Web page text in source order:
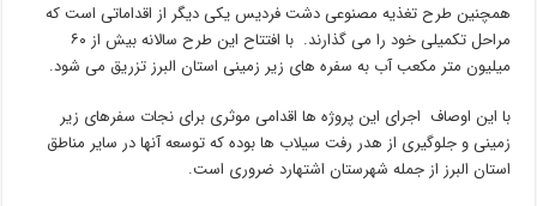
همچنین طرح تغذیه مصنوعی دشت فردیس یکی دیگر از اقداماتی است که
مراحل تکمیلی خود را می گذارند. با افتتاح این طرح سالانه بیش از ۶۰
میلیون متر مکعب آب به سفره های زیر زمینی استان البرز تزریق می شود.
با این اوصاف اجرای این پروژه ها اقدامی موثری برای نجات سفرهای زیر
زمینی و جلوگیری از هدر رفت سیلاب ها بوده که توسعه آنها در سایر مناطق
استان البرز از جمله شهرستان اشتهارد ضروری است.